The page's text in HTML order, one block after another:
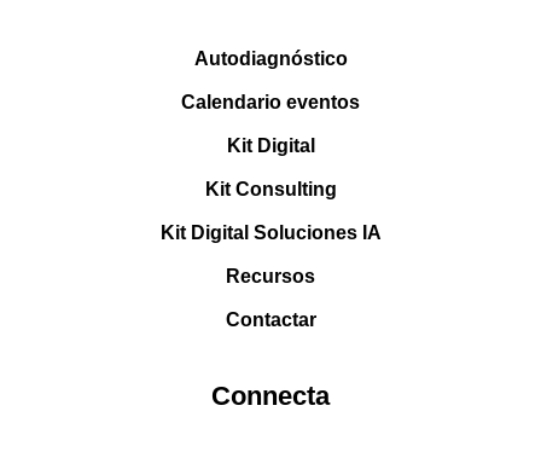
Autodiagnóstico
Calendario eventos
Kit Digital
Kit Consulting
Kit Digital Soluciones IA
Recursos
Contactar
Connecta